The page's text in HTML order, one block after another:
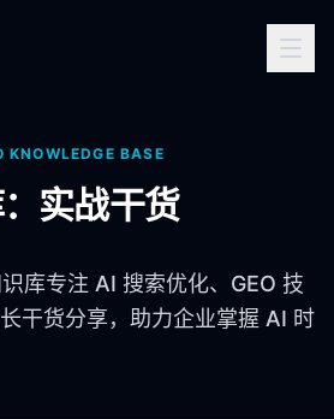
KNOWLEDGE BASE
实战干货
库专注 AI 搜索优化、GEO 技
干货分享，助力企业掌握 AI 时